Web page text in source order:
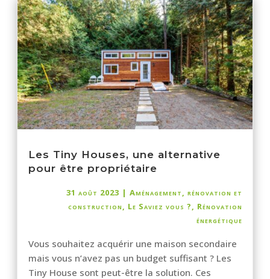
Les Tiny Houses, une alternative
pour être propriétaire
31 août 2023 | Aménagement, rénovation et
construction, Le Saviez vous ?, Rénovation
énergétique
Vous souhaitez acquérir une maison secondaire
mais vous n’avez pas un budget suffisant ? Les
Tiny House sont peut-être la solution. Ces